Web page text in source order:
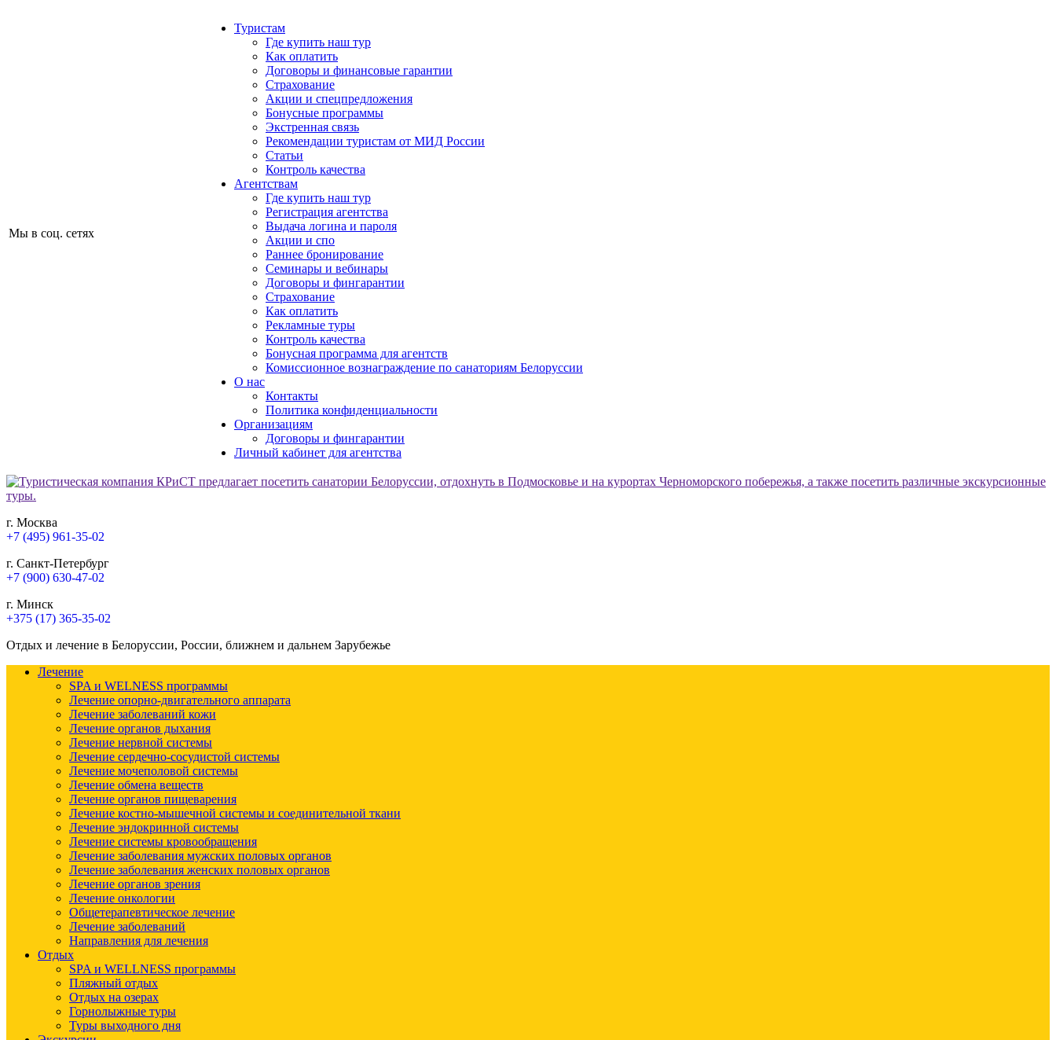
Мы в соц. сетях
Туристам
Где купить наш тур
Как оплатить
Договоры и финансовые гарантии
Страхование
Акции и спецпредложения
Бонусные программы
Экстренная связь
Рекомендации туристам от МИД России
Статьи
Контроль качества
Агентствам
Где купить наш тур
Регистрация агентства
Выдача логина и пароля
Акции и спо
Раннее бронирование
Семинары и вебинары
Договоры и фингарантии
Страхование
Как оплатить
Рекламные туры
Контроль качества
Бонусная программа для агентств
Комиссионное вознаграждение по санаториям Белоруссии
О нас
Контакты
Политика конфиденциальности
Организациям
Договоры и фингарантии
Личный кабинет для агентства
г. Москва
+7 (495) 961-35-02
г. Санкт-Петербург
+7 (900) 630-47-02
г. Минск
+375 (17) 365-35-02
Отдых и лечение в Белоруссии, России, ближнем и дальнем Зарубежье
Лечение
SPA и WELNESS программы
Лечение опорно-двигательного аппарата
Лечение заболеваний кожи
Лечение органов дыхания
Лечение нервной системы
Лечение сердечно-сосудистой системы
Лечение мочеполовой системы
Лечение обмена веществ
Лечение органов пищеварения
Лечение костно-мышечной системы и соединительной ткани
Лечение эндокринной системы
Лечение системы кровообращения
Лечение заболевания мужских половых органов
Лечение заболевания женских половых органов
Лечение органов зрения
Лечение онкологии
Общетерапевтическое лечение
Лечение заболеваний
Направления для лечения
Отдых
SPA и WELLNESS программы
Пляжный отдых
Отдых на озерах
Горнолыжные туры
Туры выходного дня